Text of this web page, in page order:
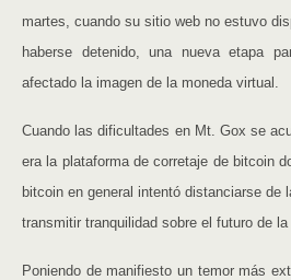
martes, cuando su sitio web no estuvo
haberse detenido, una nueva etapa
afectado la imagen de la moneda virtual.
Cuando las dificultades en Mt. Gox se
era la plataforma de corretaje de bitcoin
bitcoin en general intentó distanciarse de
transmitir tranquilidad sobre el futuro de
Poniendo de manifiesto un temor más